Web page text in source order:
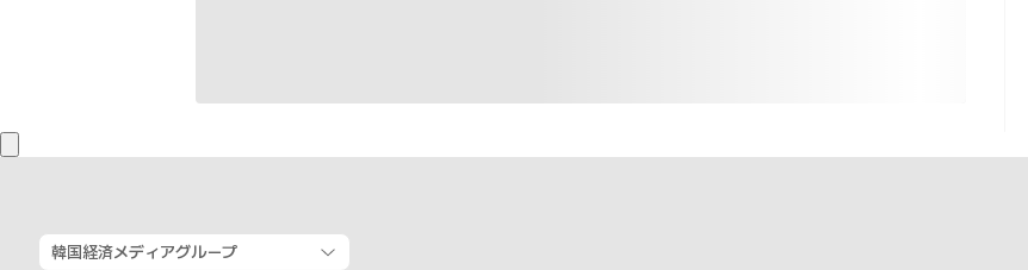
韓国経済メディアグループ